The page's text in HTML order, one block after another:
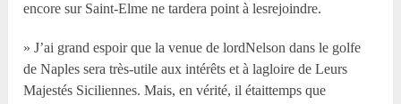
encore sur Saint-Elme ne tardera point à lesrejoindre.
» J’ai grand espoir que la venue de lordNelson dans le golfe
de Naples sera très-utile aux intérêts et à lagloire de Leurs
Majestés Siciliennes. Mais, en vérité, il étaittemps que